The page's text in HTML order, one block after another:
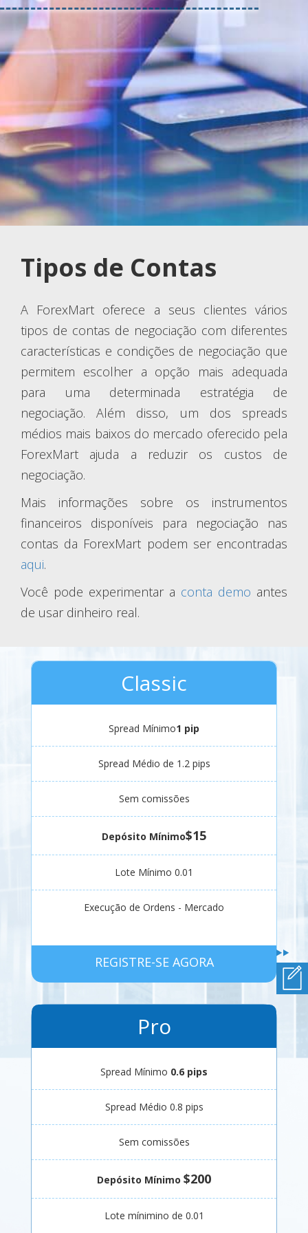
Tipos de Contas
A ForexMart oferece a seus clientes vários
tipos de contas de negociação com diferentes
características e condições de negociação que
permitem escolher a opção mais adequada
para uma determinada estratégia de
negociação. Além disso, um dos spreads
médios mais baixos do mercado oferecido pela
ForexMart ajuda a reduzir os custos de
negociação.
Mais informações sobre os instrumentos
financeiros disponíveis para negociação nas
contas da ForexMart podem ser encontradas
aqui.
Você pode experimentar a conta demo antes
de usar dinheiro real.
Classic
Spread Mínimo1 pip
Spread Médio de 1.2 pips
Sem comissões
Depósito Mínimo$15
Lote Mínimo 0.01
Execução de Ordens - Mercado
REGISTRE-SE AGORA
Pro
Spread Mínimo 0.6 pips
Spread Médio 0.8 pips
Sem comissões
Depósito Mínimo $200
Lote mínimino de 0.01